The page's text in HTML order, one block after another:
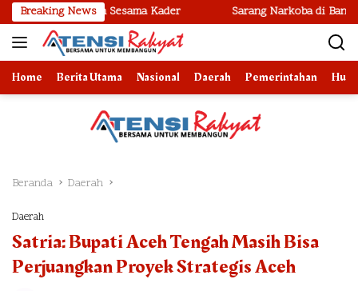
Langsung
ke
konten
Breaking News
dan Sesama Kader Sarang Narkoba di Bantaran Rel
Home Berita Utama Nasional Daerah Pemerintahan
Beranda Daerah
Daerah
Satria: Bupati Aceh Tengah Masih Bisa
Perjuangkan Proyek Strategis Aceh